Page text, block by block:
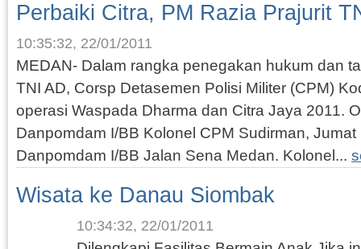
Perbaiki Citra, PM Razia Prajurit
10:35:32, 22/01/2011
MEDAN- Dalam rangka penegakan hukum dan
TNI AD, Corsp Detasemen Polisi Militer (CPM)
operasi Waspada Dharma dan Citra Jaya 2011.
Danpomdam I/BB Kolonel CPM Sudirman,
Danpomdam I/BB Jalan Sena Medan. Kolonel...
Wisata ke Danau Siombak
10:34:32, 22/01/2011